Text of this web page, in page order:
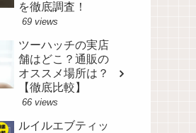
を徹底調査！
69 views
ツーハッチの実店
舗はどこ？通販の
オススメ場所は？
【徹底比較】
66 views
ルイルエブティッ